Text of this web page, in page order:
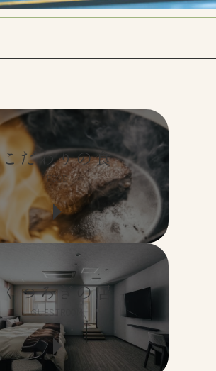
こだわりの食
FOOD
くつろぎの居
GUESTROOM